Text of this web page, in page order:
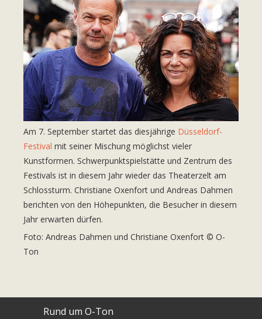
Am 7. September startet das diesjährige Düsseldorf-
Festival mit seiner Mischung möglichst vieler
Kunstformen. Schwerpunktspielstätte und Zentrum des
Festivals ist in diesem Jahr wieder das Theaterzelt am
Schlossturm. Christiane Oxenfort und Andreas Dahmen
berichten von den Höhepunkten, die Besucher in diesem
Jahr erwarten dürfen.
Foto: Andreas Dahmen und Christiane Oxenfort © O-
Ton
Rund um O-Ton